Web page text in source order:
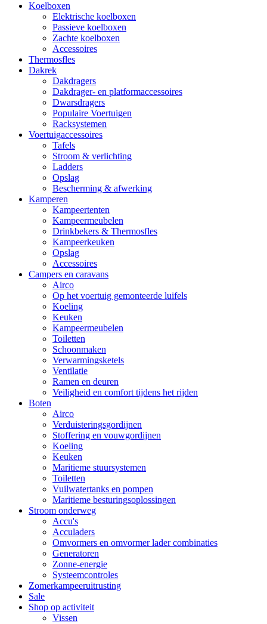
Koelboxen
Elektrische koelboxen
Passieve koelboxen
Zachte koelboxen
Accessoires
Thermosfles
Dakrek
Dakdragers
Dakdrager- en platformaccessoires
Dwarsdragers
Populaire Voertuigen
Racksystemen
Voertuigaccessoires
Tafels
Stroom & verlichting
Ladders
Opslag
Bescherming & afwerking
Kamperen
Kampeertenten
Kampeermeubelen
Drinkbekers & Thermosfles
Kampeerkeuken
Opslag
Accessoires
Campers en caravans
Airco
Op het voertuig gemonteerde luifels
Koeling
Keuken
Kampeermeubelen
Toiletten
Schoonmaken
Verwarmingsketels
Ventilatie
Ramen en deuren
Veiligheid en comfort tijdens het rijden
Boten
Airco
Verduisteringsgordijnen
Stoffering en vouwgordijnen
Koeling
Keuken
Maritieme stuursystemen
Toiletten
Vuilwatertanks en pompen
Maritieme besturingsoplossingen
Stroom onderweg
Accu's
Acculaders
Omvormers en omvormer lader combinaties
Generatoren
Zonne-energie
Systeemcontroles
Zomerkampeeruitrusting
Sale
Shop op activiteit
Vissen